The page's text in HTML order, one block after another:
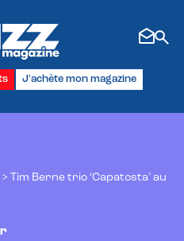
J'achète mon magazine
>
Tim Berne trio ‘Capatosta’ au